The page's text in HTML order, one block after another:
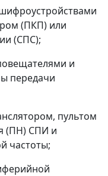
(ПКП) или
(СПС);
и
передачи
пультом
(ПН) СПИ и
частоты;